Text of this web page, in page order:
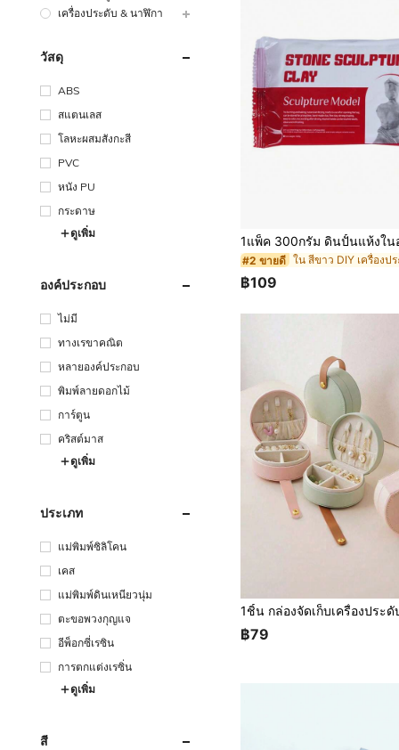
เครื่องประดับ & นาฬิกา
วัสดุ
ABS
สแตนเลส
โลหะผสมสังกะสี
PVC
หนัง PU
กระดาษ
ดูเพิ่ม
องค์ประกอบ
ไม่มี
ทางเรขาคณิต
หลายองค์ประกอบ
พิมพ์ลายดอกไม้
การ์ตูน
คริสต์มาส
ดูเพิ่ม
ประเภท
แม่พิมพ์ซิลิโคน
เคส
แม่พิมพ์ดินเหนียวนุ่ม
ตะขอพวงกุญแจ
อีพ็อกซี่เรซิน
การตกแต่งเรซิ่น
ดูเพิ่ม
สี
#2 ขายดี
฿109
฿79